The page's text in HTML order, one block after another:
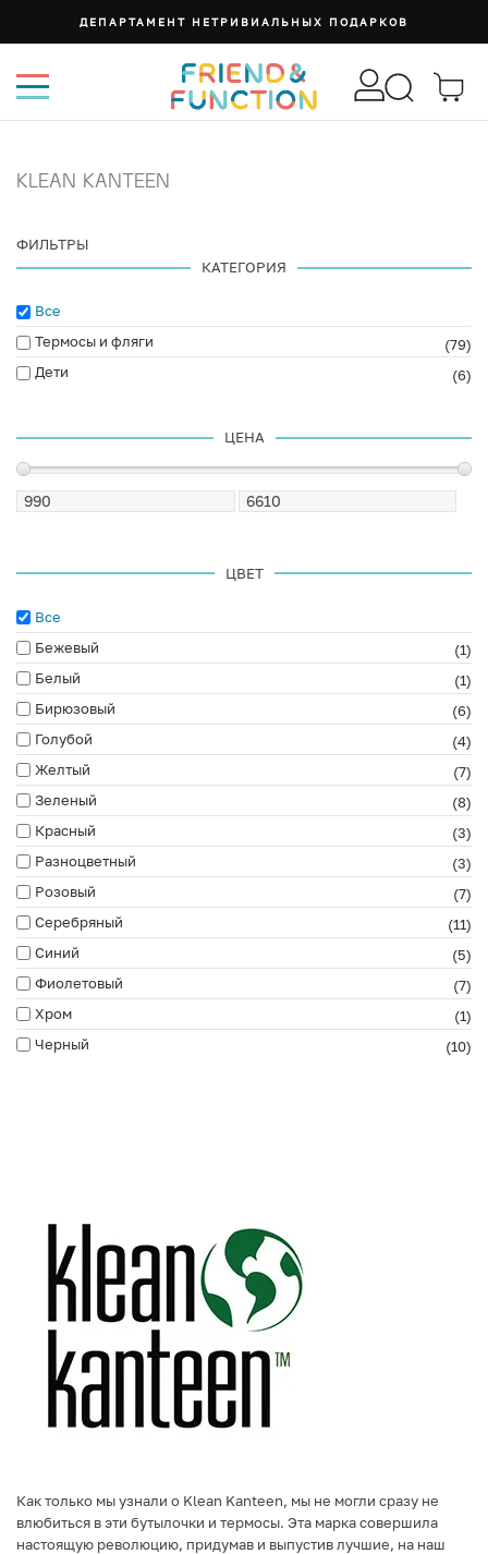
ДЕПАРТАМЕНТ НЕТРИВИАЛЬНЫХ ПОДАРКОВ
KLEAN KANTEEN
ФИЛЬТРЫ
КАТЕГОРИЯ
Все
Термосы и фляги
(79)
Дети
(6)
ЦЕНА
ЦВЕТ
Все
Бежевый
(1)
Белый
(1)
Бирюзовый
(6)
Голубой
(4)
Желтый
(7)
Зеленый
(8)
Красный
(3)
Разноцветный
(3)
Розовый
(7)
Серебряный
(11)
Синий
(5)
Фиолетовый
(7)
Хром
(1)
Черный
(10)
Как только мы узнали о Klean Kanteen, мы не могли сразу не
влюбиться в эти бутылочки и термосы. Эта марка совершила
настоящую революцию, придумав и выпустив лучшие, на наш